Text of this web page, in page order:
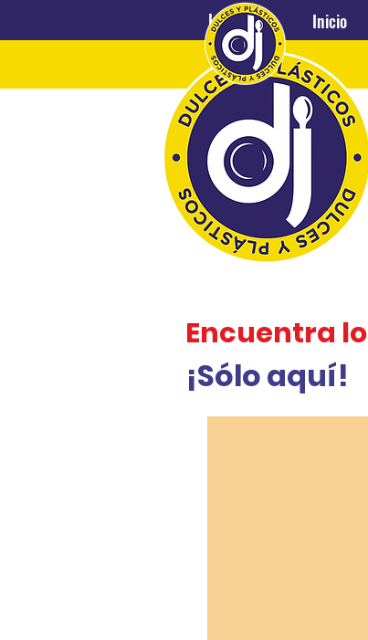
Inicio Nosotros
Inicio
Encuentra
¡Sólo aquí!